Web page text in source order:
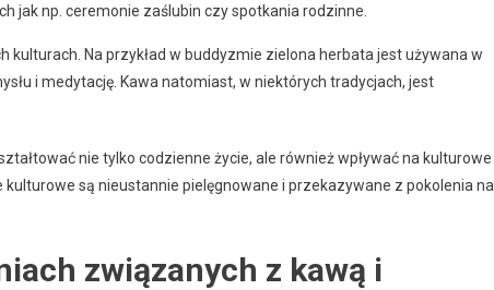
jak np. ceremonie zaślubin czy spotkania rodzinne.
Na przykład w buddyzmie zielona herbata jest używana w
i medytację. Kawa natomiast, w niektórych tradycjach, jest
nie tylko codzienne życie, ale również wpływać na kulturowe
są nieustannie pielęgnowane i przekazywane z pokolenia na
związanych z kawą i